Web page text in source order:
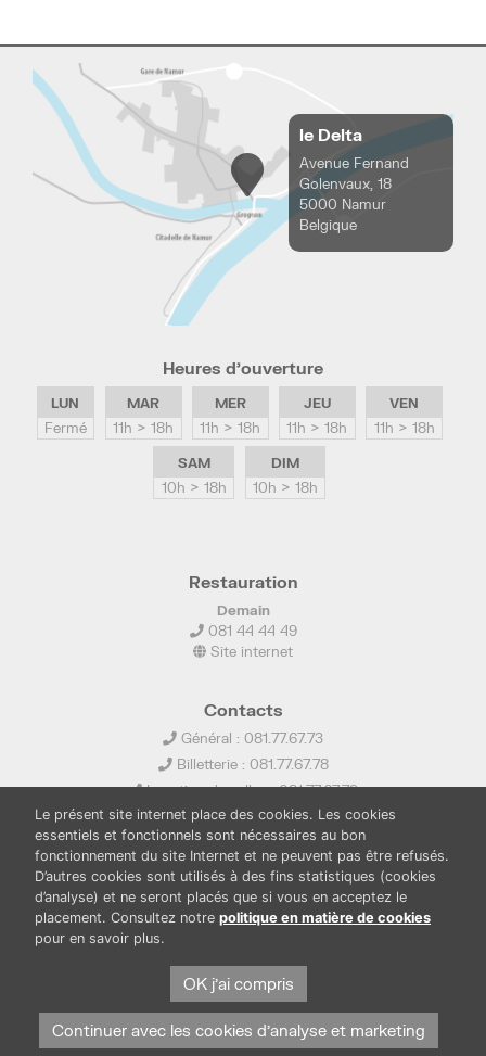
le Delta
Avenue Fernand
Golenvaux, 18
5000 Namur
Belgique
Heures d’ouverture
LUN
Fermé
MAR
11h > 18h
MER
11h > 18h
JEU
11h > 18h
VEN
11h > 18h
SAM
10h > 18h
DIM
10h > 18h
Restauration
Demain
081 44 44 49
Site internet
Contacts
Général : 081.77.67.73
Billetterie : 081.77.67.78
Location de salles : 081.77.67.79
info@ledelta.be
BOUTIQUE
Le présent site internet place des cookies. Les cookies
essentiels et fonctionnels sont nécessaires au bon
fonctionnement du site Internet et ne peuvent pas être refusés.
D’autres cookies sont utilisés à des fins statistiques (cookies
d’analyse) et ne seront placés que si vous en acceptez le
placement. Consultez notre politique en matière de cookies
pour en savoir plus.
OK j'ai compris
Continuer avec les cookies d'analyse et marketing